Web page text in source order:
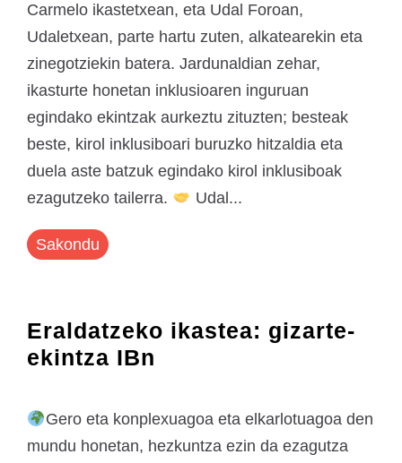
Carmelo ikastetxean, eta Udal Foroan,
Udaletxean, parte hartu zuten, alkatearekin eta
zinegotziekin batera. Jardunaldian zehar,
ikasturte honetan inklusioaren inguruan
egindako ekintzak aurkeztu zituzten; besteak
beste, kirol inklusiboari buruzko hitzaldia eta
duela aste batzuk egindako kirol inklusiboak
ezagutzeko tailerra.
Udal...
Sakondu
Eraldatzeko ikastea: gizarte-
ekintza IBn
Gero eta konplexuagoa eta elkarlotuagoa den
mundu honetan, hezkuntza ezin da ezagutza